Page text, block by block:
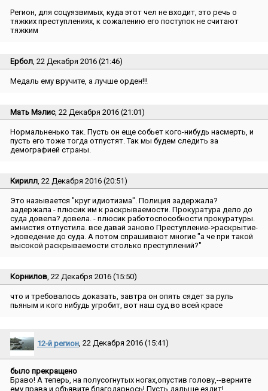
Регион, для соцуязвимых, куда этот чел не входит, это речь о
тяжких преступлениях, к сожалению его поступок не считают
тяжким
Ербол, 22 Декабря 2016 (21:46)
Медаль ему вручите, а лучше орден!!!
Мать Мэлис, 22 Декабря 2016 (21:01)
Нормальненько так. Пусть он еще собьет кого-нибудь насмерть, и
пусть его тоже тогда отпустят. Так мы будем следить за
демографией страны.
Кирилл, 22 Декабря 2016 (20:51)
Это называется ″круг идиотизма″. Полиция задержала?
задержала - плюсик им к раскрываемости. Прокуратура дело до
суда довела? довела. - плюсик работоспособности прокуратуры.
амнистия отпустила. все давай заново Преступление->раскрытие-
>доведение до суда. А потом спрашивают многие ″а че при такой
высокой раскрываемости столько преступлений?″
Корнилов, 22 Декабря 2016 (15:50)
что и требовалось доказать, завтра он опять сядет за руль
пьяным и кого нибудь угробит, вот наш суд во всей красе
12-й регион, 22 Декабря 2016 (15:41)
было прекращено
Браво! А теперь, на полусогнутых ногах,опустив голову,--верните
ему права и объявите благодарнось! Пусть дальше ездит!